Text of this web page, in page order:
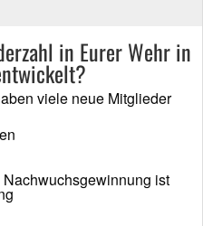
in Eurer Wehr in
viele neue Mitglieder
ist